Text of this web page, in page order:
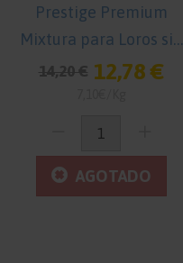
Prestige Premium
Mixtura para Loros sin
nueces 2 kg
14,20 € 12,78 €
AGOTADO